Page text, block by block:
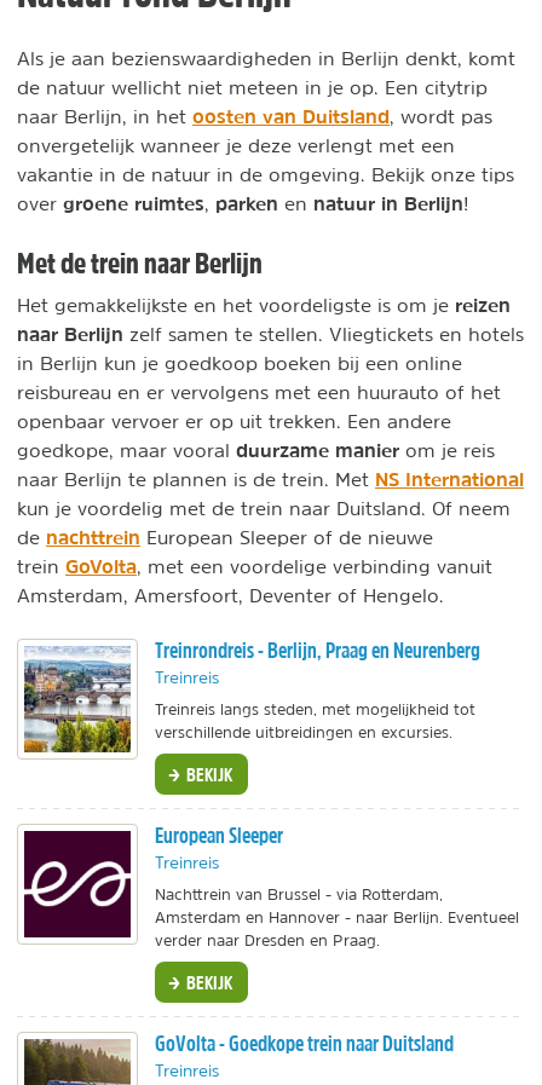
Als je aan bezienswaardigheden in Berlijn denkt, komt
de natuur wellicht niet meteen in je op. Een citytrip
naar Berlijn, in het oosten van Duitsland , wordt pas
onvergetelijk wanneer je deze verlengt met een
vakantie in de natuur in de omgeving. Bekijk onze tips
over groene ruimtes parken en natuur in Berlijn!
Met de trein naar Berlijn
Het gemakkelijkste en het voordeligste is om je reizen
naar Berlijn zelf samen te stellen. Vliegtickets en hotels
in Berlijn kun je goedkoop boeken bij een online
reisbureau en er vervolgens met een huurauto of het
openbaar vervoer er op uit trekken. Een andere
goedkope, maar vooral duurzame manier om je reis
naar Berlijn te plannen is de trein. Met NS International
kun je voordelig met de trein naar Duitsland. Of neem
de nachttrein European Sleeper of de nieuwe
trein GoVolta , met een voordelige verbinding vanuit
Amsterdam, Amersfoort, Deventer of Hengelo.
Treinrondreis - Berlijn, Praag en Neurenberg
Treinreis
Treinreis langs steden, met mogelijkheid tot
verschillende uitbreidingen en excursies.
BEKIJK
European Sleeper
Treinreis
Nachttrein van Brussel - via Rotterdam,
Amsterdam en Hannover - naar Berlijn. Eventueel
verder naar Dresden en Praag.
BEKIJK
GoVolta - Goedkope trein naar Duitsland
Treinreis